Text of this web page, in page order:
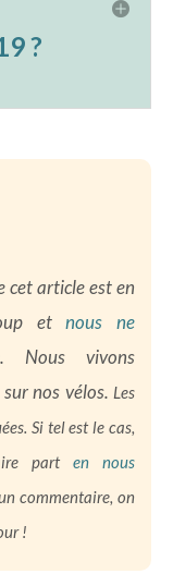
?
cet article est en
et
nous ne
. Nous vivons
sur nos vélos.Les
Si tel est le cas,
part en nous
commentaire, on
!